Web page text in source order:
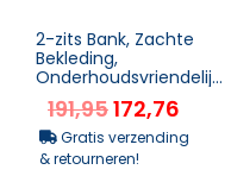
2-zits Bank, Zachte
Bekleding,
Onderhoudsvriendelijke
Hoes, Tot 220 Kg, 117 X
56,5 X 77 Cm,
Lichtgro...
191,95172,76
Gratis verzending
& retourneren!